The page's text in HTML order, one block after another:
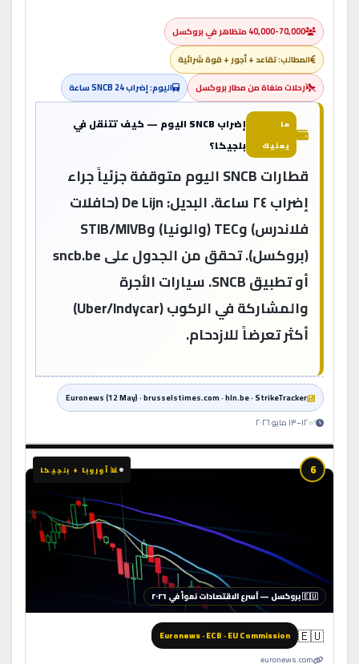
40,000-70,000 متظاهر في بروكسل
المطالب: تقاعد + أجور + قوة شرائية
رحلات ملغاة من مطار بروكسل
اليوم: إضراب SNCB 24 ساعة
ما
يعنيك
إضراب SNCB اليوم — كيف تتنقل في
بلجيكا؟
قطارات SNCB اليوم متوقفة جزئياً جراء
إضراب ٢٤ ساعة. البديل: De Lijn (حافلات
فلاندرس) وTEC (والونيا) وSTIB/MIVB
(بروكسل). تحقق من الجدول على sncb.be
أو تطبيق SNCB. سيارات الأجرة
والمشاركة في الركوب (Uber/Indycar)
أكثر تعرضاً للازدحام.
Euronews (12 May) · brusselstimes.com · hln.be · StrikeTracker
✅ ١٢–١٣ مايو ٢٠٢٦
6 📊 أوروبا + بلجيكا
🇪🇺 بروكسل — أسرع الاقتصادات نمواً في ٢٠٢٦
🇪🇺
Euronews · ECB · EU Commission
euronews.com